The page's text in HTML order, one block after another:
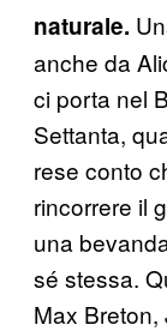
naturale.
anche da
ci porta nel
Settanta,
rese conto
rincorrere il
una
sé stessa.
Max